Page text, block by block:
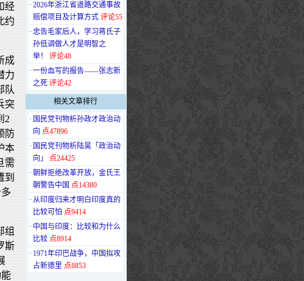
经
约
成
力
队
突
2
防
本
需
到
组
斯
· 2026年浙江省道路交通事故
赔偿项目及计算方式 评论55
· 忠告毛家后人，学习蒋氏子
孙低调做人才是明智之
举！
评论48
· 一份血写的报告——张志新
之死 评论42
相关文章排行
· 国民党刊物析孙政才政治动
向 点47896
· 国民党刊物析陆昊「政治动
向」
点24425
· 朝鲜拒绝改革开放，金氏王
朝警告中国 点14380
· 从印度归来才明白印度真的
比较可怕 点9414
· 中国与印度：比较和为什么
比较 点8914
· 1971年印巴战争，中国拟攻
占新德里 点8853